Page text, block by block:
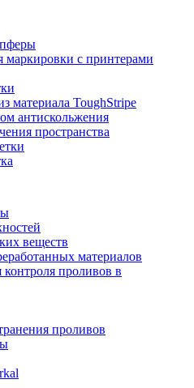
маркировки с принтерами
материала ToughStripe
антискольжения
пространства
веществ
материалов
проливов в
проливов